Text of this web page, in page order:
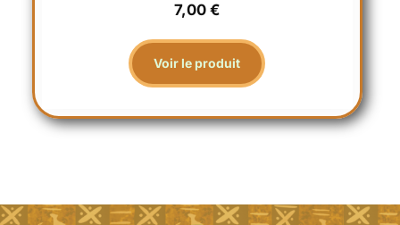
7,00€
Voir le produit